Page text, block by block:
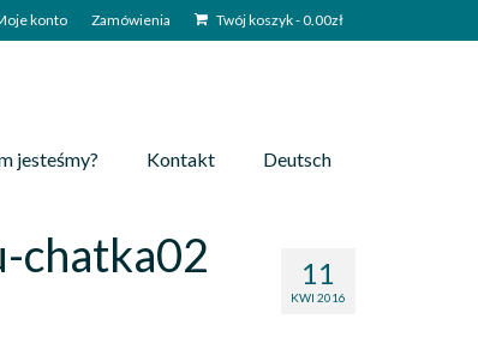
konto Zamówienia Twój koszyk-0.00zł
jesteśmy? Kontakt Deutsch
11
KWI 2016
chatka02